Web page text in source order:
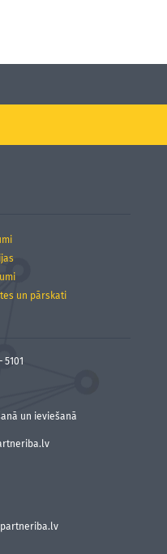
un pārskati
un ieviešanā